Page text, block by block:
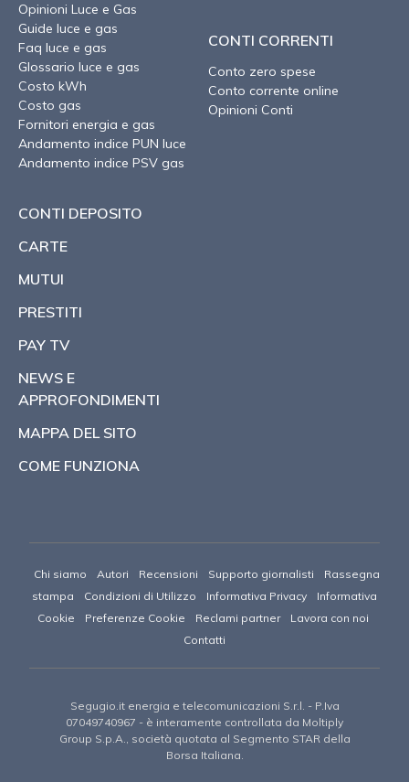
Opinioni Luce e Gas
Guide luce e gas
Faq luce e gas
Glossario luce e gas
Costo kWh
Costo gas
Fornitori energia e gas
Andamento indice PUN luce
Andamento indice PSV gas
CONTI CORRENTI
Conto zero spese
Conto corrente online
Opinioni Conti
CONTI DEPOSITO
CARTE
MUTUI
PRESTITI
PAY TV
NEWS E
APPROFONDIMENTI
MAPPA DEL SITO
COME FUNZIONA
Chi siamo Autori Recensioni Supporto giornalisti
Rassegna
stampa
Condizioni di Utilizzo Informativa Privacy
Informativa
Cookie
Preferenze Cookie Reclami partner
Lavora con noi
Contatti
Segugio.it energia e telecomunicazioni S.r.l. - P.Iva
07049740967 - è interamente controllata da Moltiply
Group S.p.A., società quotata al Segmento STAR della
Borsa Italiana.